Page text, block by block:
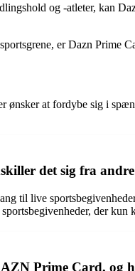
og -atleter, kan
er Dazn Prime
ønsker at fordybe sig i
det sig fra andre
til live
der
Prime Card, og